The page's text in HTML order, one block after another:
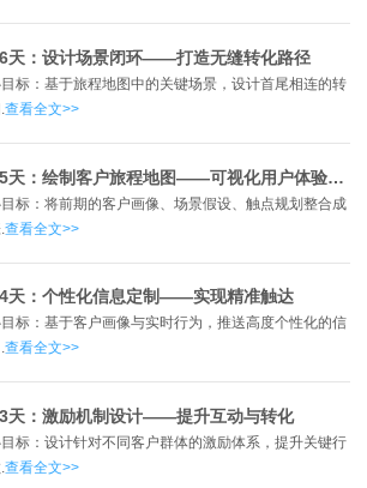
天：设计场景闭环——打造无缝转化路径
标：基于旅程地图中的关键场景，设计首尾相连的转
查看全文>>
第15天：绘制客户旅程地图——可视化用户体验全流程
标：将前期的客户画像、场景假设、触点规划整合成
查看全文>>
天：个性化信息定制——实现精准触达
标：基于客户画像与实时行为，推送高度个性化的信
查看全文>>
天：激励机制设计——提升互动与转化
标：设计针对不同客户群体的激励体系，提升关键行
查看全文>>